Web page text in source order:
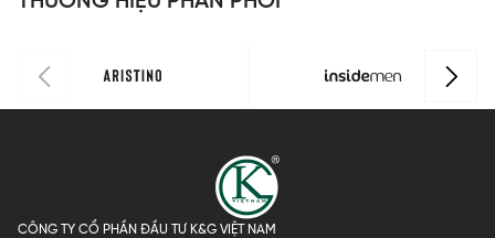
CÔNG TY CỔ PHẦN ĐẦU TƯ K&G VIỆT NAM